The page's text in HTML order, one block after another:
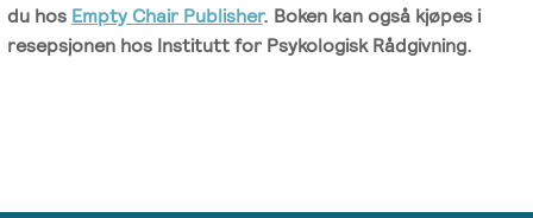
du hos Empty Chair Publisher. Boken kan også kjøpes i
resepsjonen hos Institutt for Psykologisk Rådgivning.